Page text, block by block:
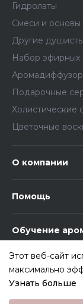
Гидролаты
Смеси и основы
Другие
Набор эфирных
Подарочные
Холистические
Цветочные
О компании
Помощь
Обучение
Этот веб-сайт
максимально
Узнать больше